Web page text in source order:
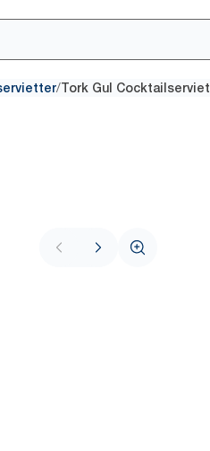
/Tork Gul Cocktailserviet